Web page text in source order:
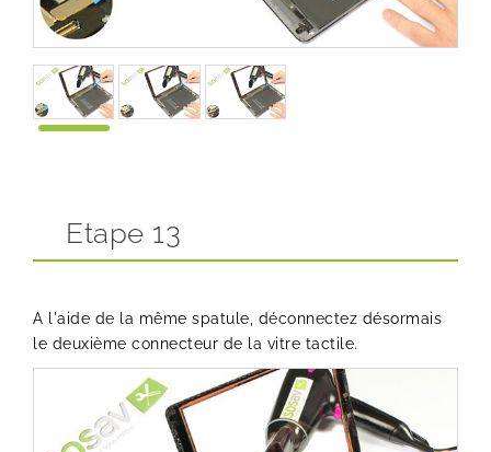
Etape 13
A l'aide de la même spatule, déconnectez désormais
le deuxième connecteur de la vitre tactile.